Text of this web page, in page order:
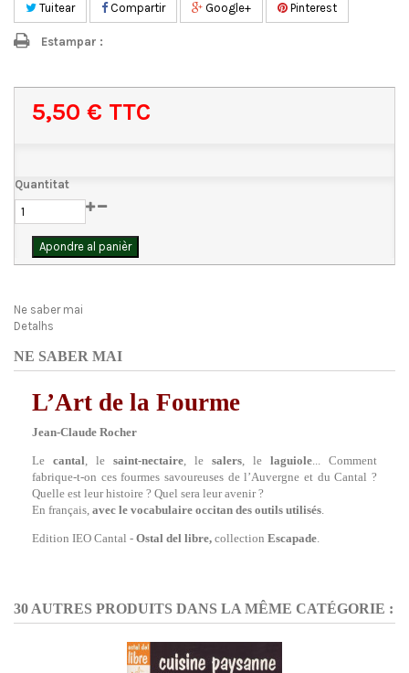
Tuitear Compartir Google+ Pinterest
Estampar :
5,50 € TTC
Quantitat
Apondre al panièr
Ne saber mai
Detalhs
NE SABER MAI
L’Art de la Fourme
Jean-Claude Rocher
Le cantal, le saint-nectaire, le salers, le laguiole... Comment
fabrique-t-on ces fourmes savoureuses de l’Auvergne et du Cantal ?
Quelle est leur histoire ? Quel sera leur avenir ?
En français, avec le vocabulaire occitan des outils utilisés.
Edition IEO Cantal - Ostal del libre, collection Escapade.
30 AUTRES PRODUITS DANS LA MÊME CATÉGORIE :